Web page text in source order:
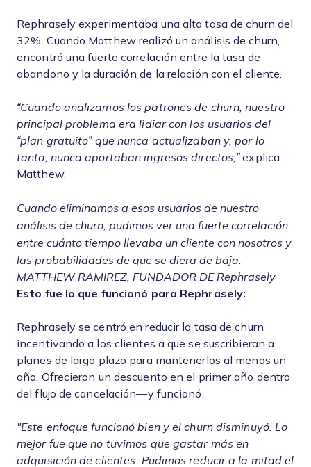
Rephrasely experimentaba una alta tasa de churn del
32%. Cuando Matthew realizó un análisis de churn,
encontró una fuerte correlación entre la tasa de
abandono y la duración de la relación con el cliente.
“Cuando analizamos los patrones de churn, nuestro
principal problema era lidiar con los usuarios del
“plan gratuito” que nunca actualizaban y, por lo
tanto, nunca aportaban ingresos directos,”explica
Matthew.
Cuando eliminamos a esos usuarios de nuestro
análisis de churn, pudimos ver una fuerte correlación
entre cuánto tiempo llevaba un cliente con nosotros y
las probabilidades de que se diera de baja.
MATTHEW RAMIREZ, FUNDADOR DE Rephrasely
Esto fue lo que funcionó para Rephrasely:
Rephrasely se centró en reducir la tasa de churn
incentivando a los clientes a que se suscribieran a
planes de largo plazo para mantenerlos al menos un
año. Ofrecieron un descuento en el primer año dentro
del flujo de cancelación—y funcionó.
"Este enfoque funcionó bien y el churn disminuyó. Lo
mejor fue que no tuvimos que gastar más en
adquisición de clientes. Pudimos reducir a la mitad el